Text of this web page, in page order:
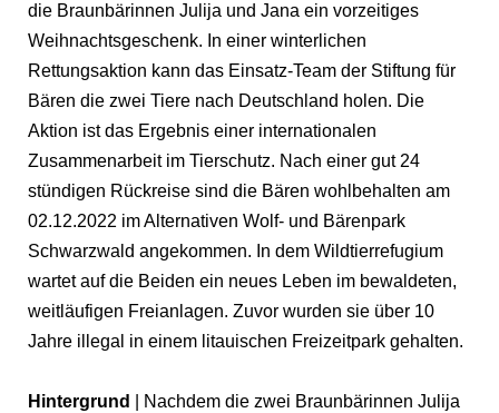
die Braunbärinnen Julija und Jana ein vorzeitiges
Weihnachtsgeschenk. In einer winterlichen
Rettungsaktion kann das Einsatz-Team der Stiftung für
Bären die zwei Tiere nach Deutschland holen. Die
Aktion ist das Ergebnis einer internationalen
Zusammenarbeit im Tierschutz. Nach einer gut 24
stündigen Rückreise sind die Bären wohlbehalten am
02.12.2022 im Alternativen Wolf- und Bärenpark
Schwarzwald angekommen. In dem Wildtierrefugium
wartet auf die Beiden ein neues Leben im bewaldeten,
weitläufigen Freianlagen. Zuvor wurden sie über 10
Jahre illegal in einem litauischen Freizeitpark gehalten.
Hintergrund
| Nachdem die zwei Braunbärinnen Julija